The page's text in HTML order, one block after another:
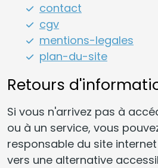
contact
cgv
mentions-legales
plan-du-site
Retours
Si vous n'arrivez pas à
ou à un service, vous
responsable du site
vers une alternative